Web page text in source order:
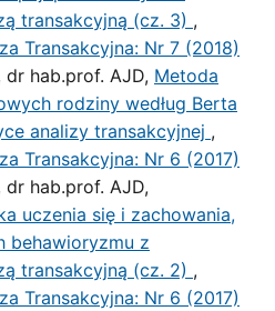
transakcyjną (cz. 3) ,
Transakcyjna: Nr 7 (2018)
dr hab.prof. AJD, Metoda
rodziny według Berta
analizy transakcyjnej ,
Transakcyjna: Nr 6 (2017)
dr hab.prof. AJD,
uczenia się i zachowania,
behawioryzmu z
transakcyjną (cz. 2) ,
Transakcyjna: Nr 6 (2017)